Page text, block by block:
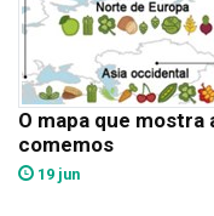
O mapa que mostra
comemos
19 jun